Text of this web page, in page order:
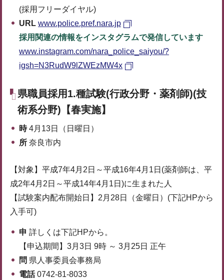
(採用フリーダイヤル)
URL www.police.pref.nara.jp
採用関連の情報をインスタグラムで発信しています
www.instagram.com/nara_police_saiyou/?
igsh=N3RudW9lZWEzMW4x
県職員採用1.種試験(行政分野・薬剤師)(技
術系分野)【春実施】
時4月13日（日曜日）
所 奈良市内
【対象】平成7年4月2日～平成16年4月1日(薬剤師は、平
成2年4月2日～平成14年4月1日)に生まれた人
【試験案内配布開始日】2月28日（金曜日）(下記HPから
入手可)
申 詳しくは下記HPから。
【申込期間】3月3日 9時 ～ 3月25日 正午
問 県人事委員会事務局
電話0742-81-8033